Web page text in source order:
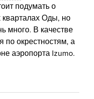
подумать о
кварталах Оды, но
много. В качестве
по окрестностям, а
аэропорта Izumo.